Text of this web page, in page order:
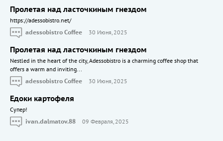
Пролетая над ласточкиным гнездом
https://adessobistro.net/
adessobistro Coffee
30 Июня, 2025
Пролетая над ласточкиным гнездом
Nestled in the heart of the city, Adessobistro is a charming coffee shop that
offers a warm and inviting...
adessobistro Coffee
30 Июня, 2025
Едоки картофеля
Cупер!
ivan.dalmatov.88
09 Февраля, 2025